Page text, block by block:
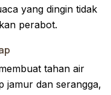
yang dingin tidak
perabot.
tahan air
jamur dan serangga,